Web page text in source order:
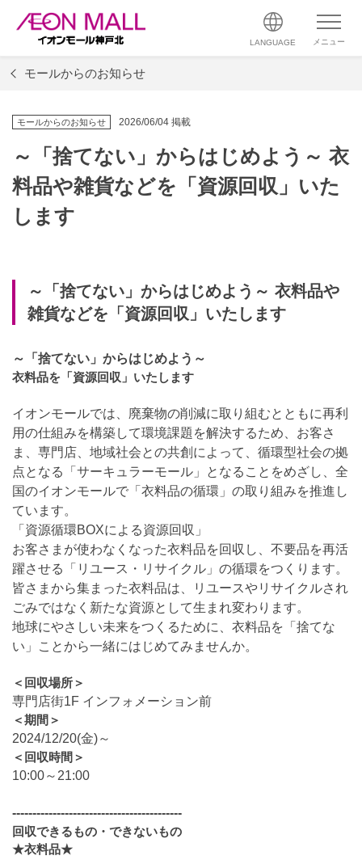
LANGUAGE メニュー
モールからのお知らせ
モールからのお知らせ 2026/06/04 掲載
～「捨てない」からはじめよう～ 衣
料品や雑貨などを「資源回収」いた
します
～「捨てない」からはじめよう～ 衣料品や
雑貨などを「資源回収」いたします
～「捨てない」からはじめよう～
衣料品を「資源回収」いたします
イオンモールでは、廃棄物の削減に取り組むとともに再利
用の仕組みを構築して環境課題を解決するため、お客さ
ま、専門店、地域社会との共創によって、循環型社会の拠
点となる「サーキュラーモール」となることをめざし、全
国のイオンモールで「衣料品の循環」の取り組みを推進し
ています。
「資源循環BOXによる資源回収」
お客さまが使わなくなった衣料品を回収し、不要品を再活
躍させる「リユース・リサイクル」の循環をつくります。
皆さまから集まった衣料品は、リユースやリサイクルされ
ごみではなく新たな資源として生まれ変わります。
地球にやさしい未来をつくるために、衣料品を「捨てな
い」ことから一緒にはじめてみませんか。
＜回収場所＞
専門店街1F インフォメーション前
＜期間＞
2024/12/20(金)～
＜回収時間＞
10:00～21:00
------------------------------------------
回収できるもの・できないもの
★衣料品★